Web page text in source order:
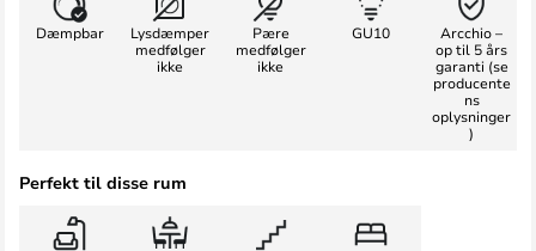
Dæmpbar
Lysdæmper
medfølger
ikke
Pære
medfølger
ikke
GU10
Arcchio –
op til 5 års
garanti (se
producente
ns
oplysninger
)
Perfekt til disse rum